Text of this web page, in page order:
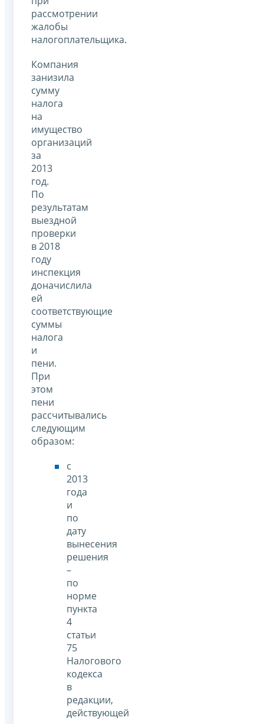
рассмотрении
жалобы
налогоплательщика.
Компания
занизила
сумму
налога
на
имущество
организаций
за
2013
год.
По
результатам
выездной
проверки
в 2018
году
инспекция
доначислила
ей
соответствующие
суммы
налога
и
пени.
При
этом
пени
рассчитывались
следующим
образом:
с
2013
года
и
по
дату
вынесения
решения
–
по
норме
пункта
4
статьи
75
Налогового
кодекса
в
редакции,
действующей